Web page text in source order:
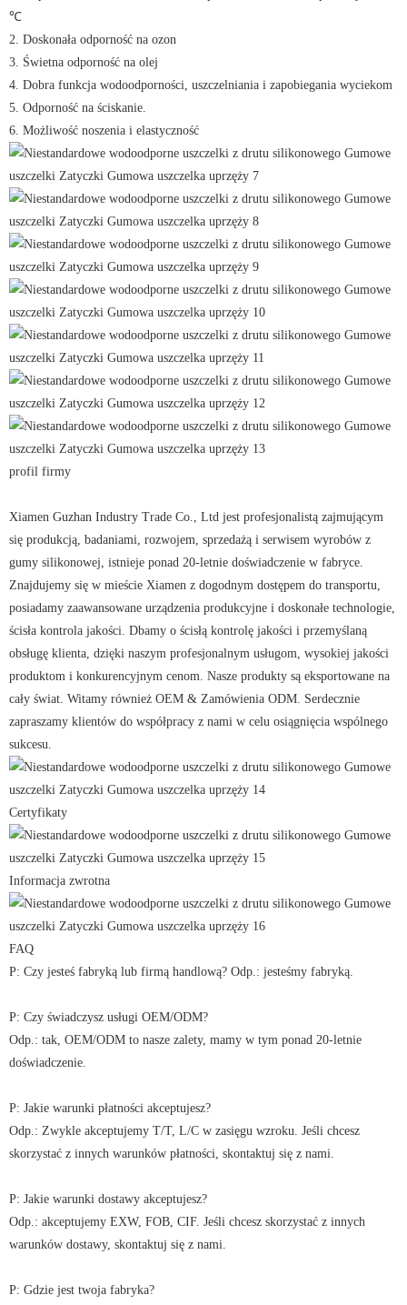
℃
2. Doskonała odporność na ozon
3. Świetna odporność na olej
4. Dobra funkcja wodoodporności, uszczelniania i zapobiegania wyciekom
5. Odporność na ściskanie.
6. Możliwość noszenia i elastyczność
profil firmy
Xiamen Guzhan Industry Trade Co., Ltd jest profesjonalistą zajmującym
się produkcją, badaniami, rozwojem, sprzedażą i serwisem wyrobów z
gumy silikonowej, istnieje ponad 20-letnie doświadczenie w fabryce.
Znajdujemy się w mieście Xiamen z dogodnym dostępem do transportu,
posiadamy zaawansowane urządzenia produkcyjne i doskonałe technologie,
ścisła kontrola jakości. Dbamy o ścisłą kontrolę jakości i przemyślaną
obsługę klienta, dzięki naszym profesjonalnym usługom, wysokiej jakości
produktom i konkurencyjnym cenom. Nasze produkty są eksportowane na
cały świat. Witamy również OEM & Zamówienia ODM. Serdecznie
zapraszamy klientów do współpracy z nami w celu osiągnięcia wspólnego
sukcesu.
Certyfikaty
Informacja zwrotna
FAQ
P: Czy jesteś fabryką lub firmą handlową? Odp.: jesteśmy fabryką.
P: Czy świadczysz usługi OEM/ODM?
Odp.: tak, OEM/ODM to nasze zalety, mamy w tym ponad 20-letnie
doświadczenie.
P: Jakie warunki płatności akceptujesz?
Odp.: Zwykle akceptujemy T/T, L/C w zasięgu wzroku. Jeśli chcesz
skorzystać z innych warunków płatności, skontaktuj się z nami.
P: Jakie warunki dostawy akceptujesz?
Odp.: akceptujemy EXW, FOB, CIF. Jeśli chcesz skorzystać z innych
warunków dostawy, skontaktuj się z nami.
P: Gdzie jest twoja fabryka?